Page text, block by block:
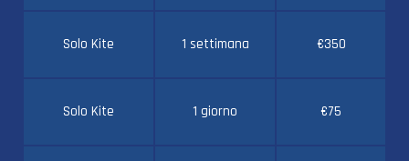
Solo Kite 1 settimana €350
Solo Kite 1 giorno €75